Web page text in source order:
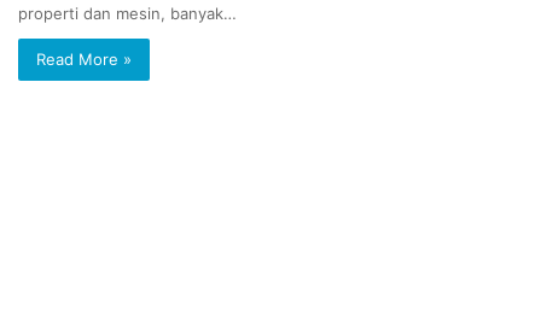
properti dan mesin, banyak…
Read More »